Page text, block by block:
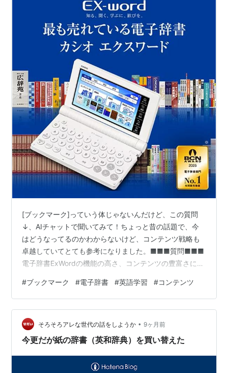
[ブックマーク]っていう体じゃないんだけど、この質問
↓、AIチャットで聞いてみて！ちょっと昔の話題で、今
はどうなってるのかわからないけど、コンテンツ戦略も
卓越していてとても参考になりました。■■■質問■■■
電子辞書ExWordの機能の高さ、コンテンツの豊富さにつ
ったり、音声コンテンツも豊富、韓国語を調べたり、ク
ラシック音楽のサビまで聴ける・・・さまざまな訴求ポ
イントがあります。そんな絶賛の声やこんなシーンでも
使える、という用途などに熱く語っているWeb上の文書
やSNSでの反応をまとめてください。■■■回答
#ブックマーク #電子辞書 #英語学習 #コンテンツ
そろそろアレな世代の話をしようか • 9ヶ月前
今更だが紙の辞書（英和辞典）を買い替えた